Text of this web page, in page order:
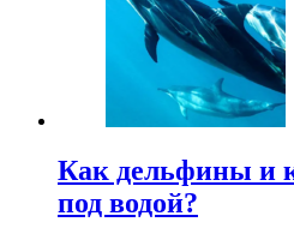
Как дельфины и
под водой?